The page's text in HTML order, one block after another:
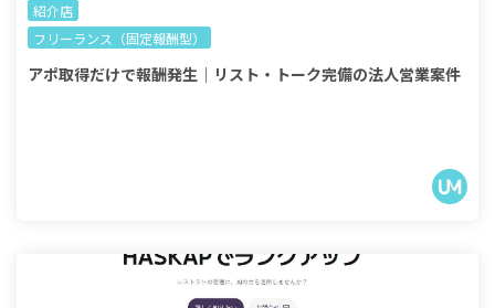
紹介店
フリーランス（固定報酬型）
アポ取得だけで報酬発生｜リスト・トーク完備の法人営業案件